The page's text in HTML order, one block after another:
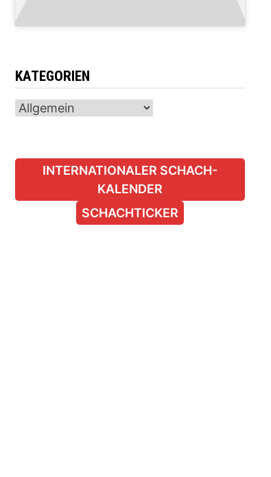
KATEGORIEN
Kategorien
INTERNATIONALER SCHACH-
KALENDER
SCHACHTICKER